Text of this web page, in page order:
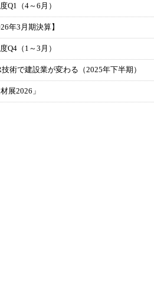
Q1（4～6月）
年3月期決算】
Q4（1～3月）
で建設業が変わる（2025年下半期）
展2026」